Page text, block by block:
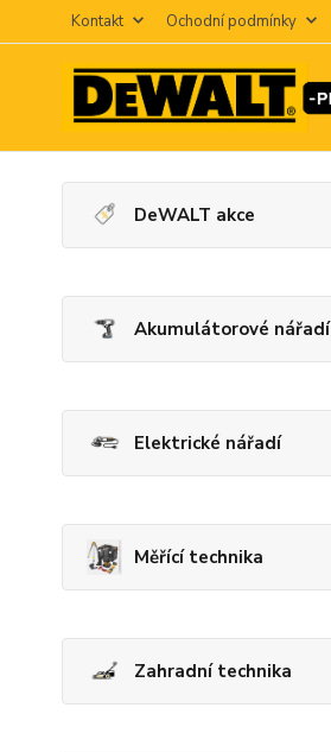
Kontakt Ochodní podmínky
DeWALT akce
Akumulátorové nářadí
Elektrické nářadí
Měřící technika
Zahradní technika